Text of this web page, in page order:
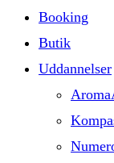
Booking
Butik
Uddannelser